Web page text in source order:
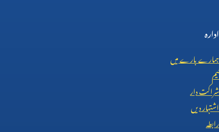
ادارہ
ہمارے بارے میں
ٹیم
شراکت دار
اشتہار دیں
رابطہ